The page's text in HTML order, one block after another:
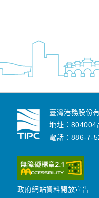
臺灣港務股份
地址：804004
電話：886-7-
政府網站資料開放宣告